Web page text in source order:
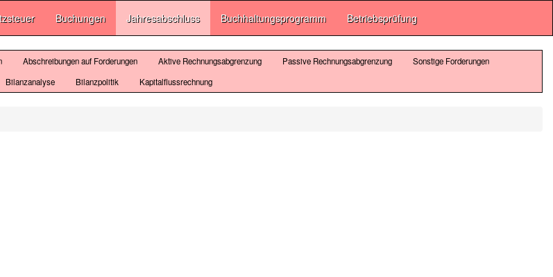
Buchungen Jahresabschluss Buchhaltungsprogramm Betriebsprüfung
Abschreibungen auf Forderungen Aktive Rechnungsabgrenzung Passive Rechnungsabgrenzung
Sonstige Forderungen
Bilanzanalyse Bilanzpolitik Kapitalflussrechnung